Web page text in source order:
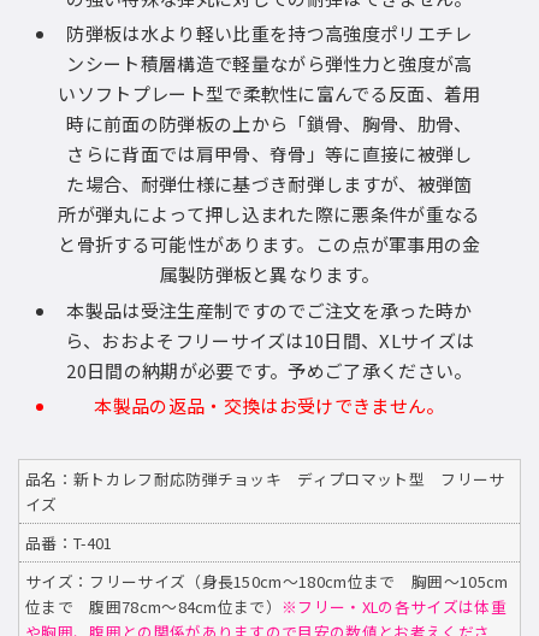
防弾板は水より軽い比重を持つ高強度ポリエチレ
ンシート積層構造で軽量ながら弾性力と強度が高
いソフトプレート型で柔軟性に富んでる反面、着用
時に前面の防弾板の上から「鎖骨、胸骨、肋骨、
さらに背面では肩甲骨、脊骨」等に直接に被弾し
た場合、耐弾仕様に基づき耐弾しますが、被弾箇
所が弾丸によって押し込まれた際に悪条件が重なる
と骨折する可能性があります。この点が軍事用の金
属製防弾板と異なります。
本製品は受注生産制ですのでご注文を承った時か
ら、おおよそフリーサイズは10日間、XLサイズは
20日間の納期が必要です。予めご了承ください。
本製品の返品・交換はお受けできません。
品名：新トカレフ耐応防弾チョッキ ディプロマット型 フリーサ
イズ
品番：T-401
サイズ：フリーサイズ（身長150cm〜180cm位まで 胸囲〜105cm
位まで 腹囲78cm〜84cm位まで） ※フリー・XLの各サイズは体重